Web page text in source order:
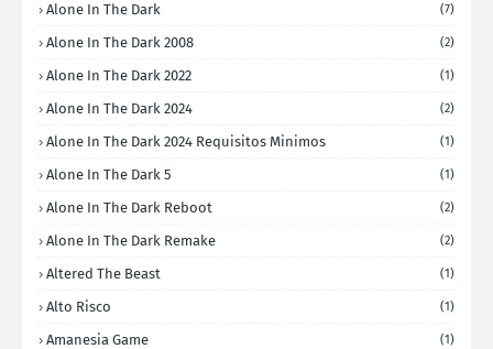
Alone In The Dark (7)
Alone In The Dark 2008 (2)
Alone In The Dark 2022 (1)
Alone In The Dark 2024 (2)
Alone In The Dark 2024 Requisitos Minimos (1)
Alone In The Dark 5 (1)
Alone In The Dark Reboot (2)
Alone In The Dark Remake (2)
Altered The Beast (1)
Alto Risco (1)
Amanesia Game (1)